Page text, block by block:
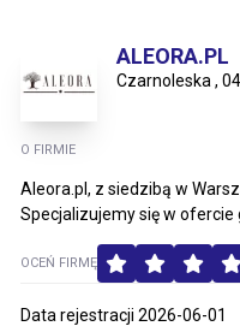
ALEORA.PL
Czarnoleska ,
O FIRMIE
Aleora.pl, z siedzibą w
Specjalizujemy się w ofercie
OCEŃ FIRMĘ
Data rejestracji 2026-06-01